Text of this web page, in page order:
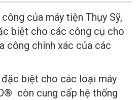
của máy tiện Thụy Sỹ,
biệt cho các công cụ cho
công chính xác của các
đặc biệt cho các loại máy
còn cung cấp hệ thống